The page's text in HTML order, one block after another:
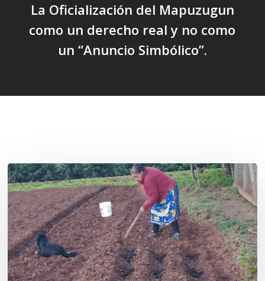
La Oficialización del Mapuzugun
como un derecho real y no como
un “Anuncio Simbólico”.
«La
privatización
de
las
semillas
constituye